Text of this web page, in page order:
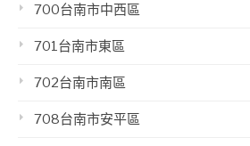
700台南市中西區
701台南市東區
702台南市南區
708台南市安平區